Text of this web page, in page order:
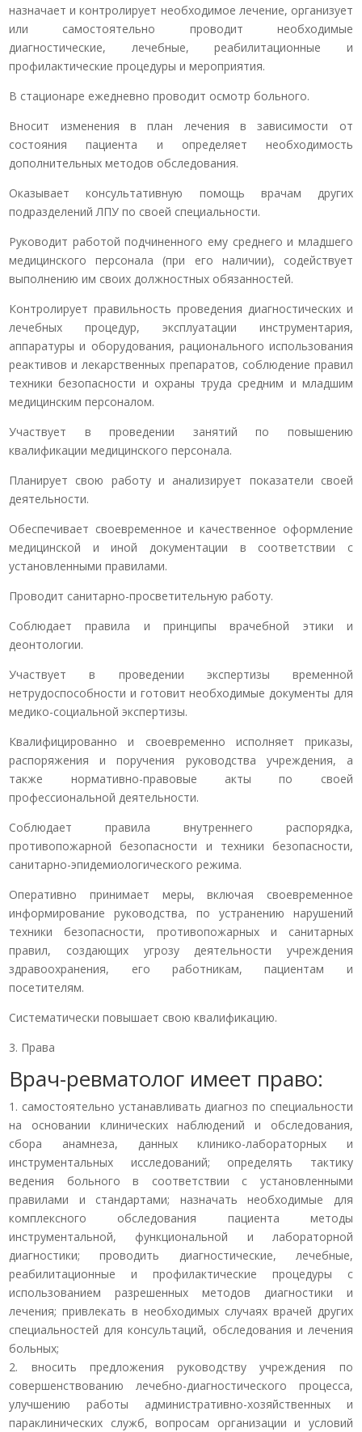
назначает и контролирует необходимое лечение, организует
или самостоятельно проводит необходимые
диагностические, лечебные, реабилитационные и
профилактические процедуры и мероприятия.
В стационаре ежедневно проводит осмотр больного.
Вносит изменения в план лечения в зависимости от
состояния пациента и определяет необходимость
дополнительных методов обследования.
Оказывает консультативную помощь врачам других
подразделений ЛПУ по своей специальности.
Руководит работой подчиненного ему среднего и младшего
медицинского персонала (при его наличии), содействует
выполнению им своих должностных обязанностей.
Контролирует правильность проведения диагностических и
лечебных процедур, эксплуатации инструментария,
аппаратуры и оборудования, рационального использования
реактивов и лекарственных препаратов, соблюдение правил
техники безопасности и охраны труда средним и младшим
медицинским персоналом.
Участвует в проведении занятий по повышению
квалификации медицинского персонала.
Планирует свою работу и анализирует показатели своей
деятельности.
Обеспечивает своевременное и качественное оформление
медицинской и иной документации в соответствии с
установленными правилами.
Проводит санитарно-просветительную работу.
Соблюдает правила и принципы врачебной этики и
деонтологии.
Участвует в проведении экспертизы временной
нетрудоспособности и готовит необходимые документы для
медико-социальной экспертизы.
Квалифицированно и своевременно исполняет приказы,
распоряжения и поручения руководства учреждения, а
также нормативно-правовые акты по своей
профессиональной деятельности.
Соблюдает правила внутреннего распорядка,
противопожарной безопасности и техники безопасности,
санитарно-эпидемиологического режима.
Оперативно принимает меры, включая своевременное
информирование руководства, по устранению нарушений
техники безопасности, противопожарных и санитарных
правил, создающих угрозу деятельности учреждения
здравоохранения, его работникам, пациентам и
посетителям.
Систематически повышает свою квалификацию.
3. Права
Врач-ревматолог имеет право:
1. самостоятельно устанавливать диагноз по специальности
на основании клинических наблюдений и обследования,
сбора анамнеза, данных клинико-лабораторных и
инструментальных исследований; определять тактику
ведения больного в соответствии с установленными
правилами и стандартами; назначать необходимые для
комплексного обследования пациента методы
инструментальной, функциональной и лабораторной
диагностики; проводить диагностические, лечебные,
реабилитационные и профилактические процедуры с
использованием разрешенных методов диагностики и
лечения; привлекать в необходимых случаях врачей других
специальностей для консультаций, обследования и лечения
больных;
2. вносить предложения руководству учреждения по
совершенствованию лечебно-диагностического процесса,
улучшению работы административно-хозяйственных и
параклинических служб, вопросам организации и условий